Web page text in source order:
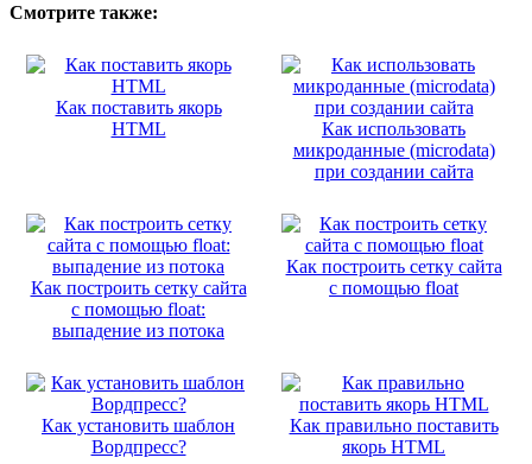
Смотрите также:
Как поставить якорь
HTML
Как использовать
микроданные (microdata)
при создании сайта
Как построить сетку сайта
с помощью float:
выпадение из потока
Как построить сетку сайта
с помощью float
Как установить шаблон
Вордпресс?
Как правильно поставить
якорь HTML